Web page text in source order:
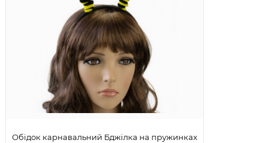
Обідок карнавальний Бджілка на пружинках